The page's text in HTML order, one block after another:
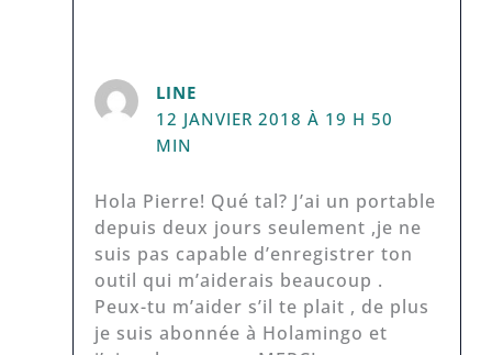
LINE
12 JANVIER 2018 À 19 H 50
MIN
Hola Pierre! Qué tal? J’ai un portable
depuis deux jours seulement ,je ne
suis pas capable d’enregistrer ton
outil qui m’aiderais beaucoup .
Peux-tu m’aider s’il te plait , de plus
je suis abonnée à Holamingo et